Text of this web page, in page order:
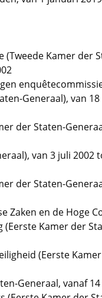
Kamer der
Generaal), van
der Staten-
van 3 juli 2002
der Staten-
Zaken en de Hoge
(Eerste Kamer der
(Eerste
Generaal, vanaf